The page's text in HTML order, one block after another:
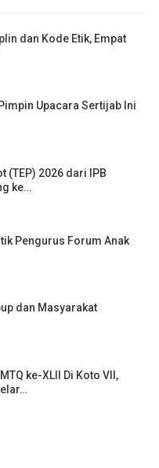
dan Kode Etik, Empat
Upacara Sertijab Ini
(TEP) 2026 dari IPB
ke…
Pengurus Forum Anak
dan Masyarakat
ke-XLII Di Koto VII,